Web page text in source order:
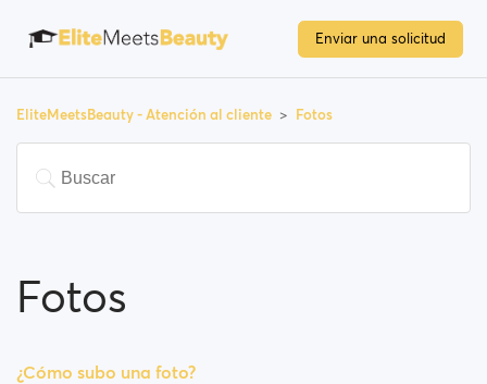
Enviar una solicitud
EliteMeetsBeauty - Atención al cliente Fotos
Fotos
¿Cómo subo una foto?